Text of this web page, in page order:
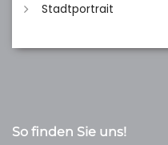
Stadtportrait
So finden Sie uns!